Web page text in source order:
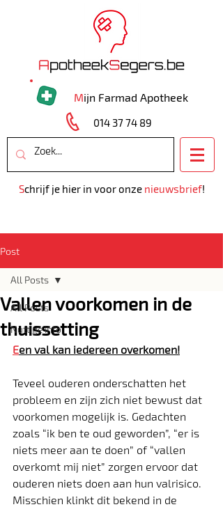
Mijn Farmad Apotheek
014 37 74 89
Schrijf je hier in voor onze nieuwsbrief!
Post
All Posts
Nuttige info
All Posts
Vallen voorkomen in de
thuissetting
Een val kan iedereen overkomen!
​Teveel ouderen onderschatten het
probleem en zijn zich niet bewust dat
voorkomen mogelijk is. Gedachten
zoals “ik ben te oud geworden”, “er is
niets meer aan te doen” of “vallen
overkomt mij niet” zorgen ervoor dat
ouderen niets doen aan hun valrisico.
Misschien klinkt dit bekend in de